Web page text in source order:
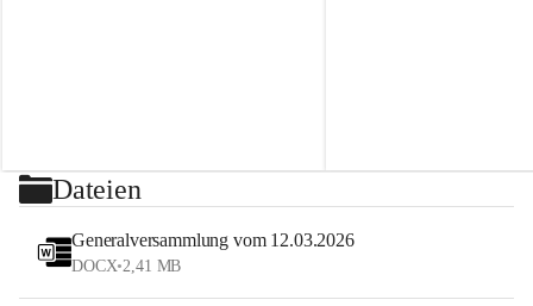
⏰ Nennschluss: 27. Juli 2026, 23:59 Uhr
Jetzt anmelden und Tennis, Kulinarik und
Sommerstimmung erleben!
#StyrianGrandSlam
#allyouneedisballs
Dateien
Generalversammlung vom 12.03.2026
DOCX•2,41 MB